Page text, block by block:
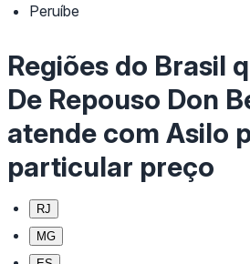
Peruíbe
Regiões do Brasil
De Repouso Don
atende com Asilo
particular preço
RJ
MG